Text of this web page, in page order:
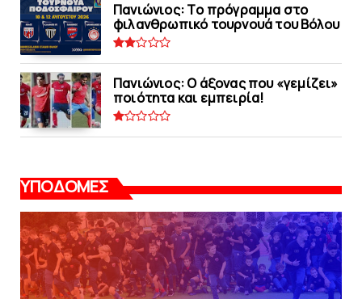
Πανιώνιoς: Tο πρόγραμμα στο
φιλανθρωπικό τουρνουά του Bόλου
Πανιώνιος: O άξονας που «γεμίζει»
ποιότητα και εμπειρία!
ΥΠΟΔΟΜΕΣ